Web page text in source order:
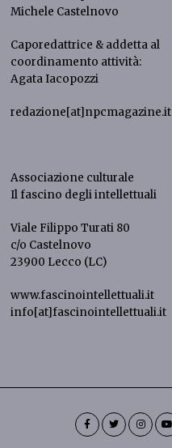
Michele Castelnovo
Caporedattrice & addetta al
coordinamento attività:
Agata Iacopozzi
redazione[at]npcmagazine.it
Associazione culturale
Il fascino degli intellettuali
Viale Filippo Turati 80
c/o Castelnovo
23900 Lecco (LC)
www.fascinointellettuali.it
info[at]fascinointellettuali.it